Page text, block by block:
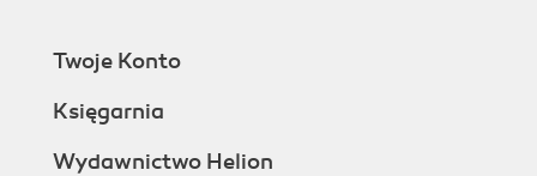
Twoje Konto
Księgarnia
Wydawnictwo Helion